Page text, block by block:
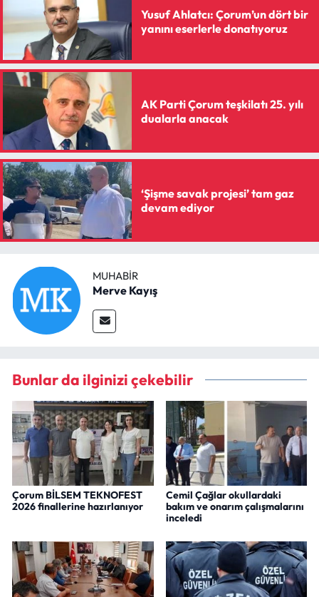
Yusuf Ahlatcı: Çorum’un dört bir
yanını eserlerle donatıyoruz
AK Parti Çorum teşkilatı 25. yılı
dualarla anacak
‘Şişme savak projesi’ tam gaz
devam ediyor
MUHABIR
Merve Kayış
Bunlar da ilginizi çekebilir
Çorum BİLSEM TEKNOFEST
2026 finallerine hazırlanıyor
Cemil Çağlar okullardaki
bakım ve onarım çalışmalarını
inceledi